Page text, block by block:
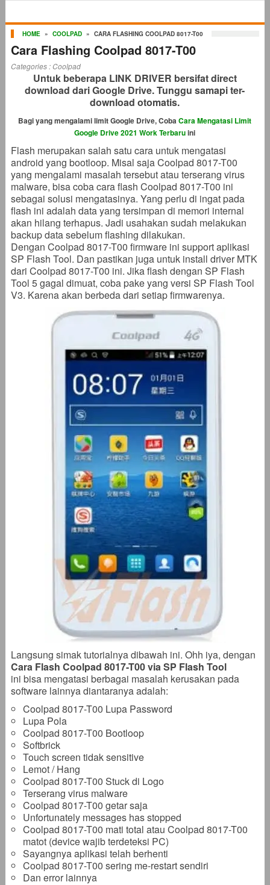
HOME » COOLPAD » CARA FLASHING COOLPAD 8017-T00
Cara Flashing Coolpad 8017-T00
Categories : Coolpad
Untuk beberapa LINK DRIVER bersifat direct
download dari Google Drive. Tunggu samapi ter-
download otomatis.
Bagi yang mengalami limit Google Drive, CobaCara Mengatasi Limit
Google Drive 2021 Work Terbaruini
Flash merupakan salah satu cara untuk mengatasi
android yang bootloop. Misal saja Coolpad 8017-T00
yang mengalami masalah tersebut atau terserang virus
malware, bisa coba cara flash Coolpad 8017-T00 ini
sebagai solusi mengatasinya. Yang perlu di ingat pada
flash ini adalah data yang tersimpan di memori internal
akan hilang terhapus. Jadi usahakan sudah melakukan
backup data sebelum flashing dilakukan.
Dengan Coolpad 8017-T00 firmware ini support aplikasi
SP Flash Tool. Dan pastikan juga untuk install driver MTK
dari Coolpad 8017-T00 ini. Jika flash dengan SP Flash
Tool 5 gagal dimuat, coba pake yang versi SP Flash Tool
V3. Karena akan berbeda dari setiap firmwarenya.
Langsung simak tutorialnya dibawah ini. Ohh iya, dengan
Cara Flash Coolpad 8017-T00 via SP Flash Tool
ini bisa mengatasi berbagai masalah kerusakan pada
software lainnya diantaranya adalah:
Coolpad 8017-T00 Lupa Password
Lupa Pola
Coolpad 8017-T00 Bootloop
Softbrick
Touch screen tidak sensitive
Lemot / Hang
Coolpad 8017-T00 Stuck di Logo
Terserang virus malware
Coolpad 8017-T00 getar saja
Unfortunately messages has stopped
Coolpad 8017-T00 mati total atau Coolpad 8017-T00
matot (device wajib terdeteksi PC)
Sayangnya aplikasi telah berhenti
Coolpad 8017-T00 sering me-restart sendiri
Dan error lainnya